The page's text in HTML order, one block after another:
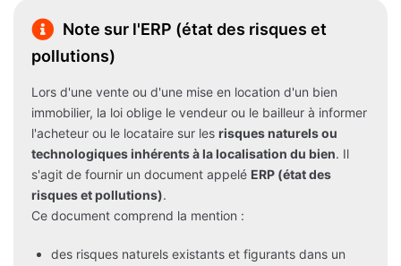
Note sur l'ERP (état des risques et
pollutions)
Lors d'une vente ou d'une mise en location d'un bien
immobilier, la loi oblige le vendeur ou le bailleur à informer
l'acheteur ou le locataire sur les risques naturels ou
technologiques inhérents à la localisation du bien. Il
s'agit de fournir un document appelé ERP (état des
risques et pollutions).
Ce document comprend la mention :
des risques naturels existants et figurants dans un